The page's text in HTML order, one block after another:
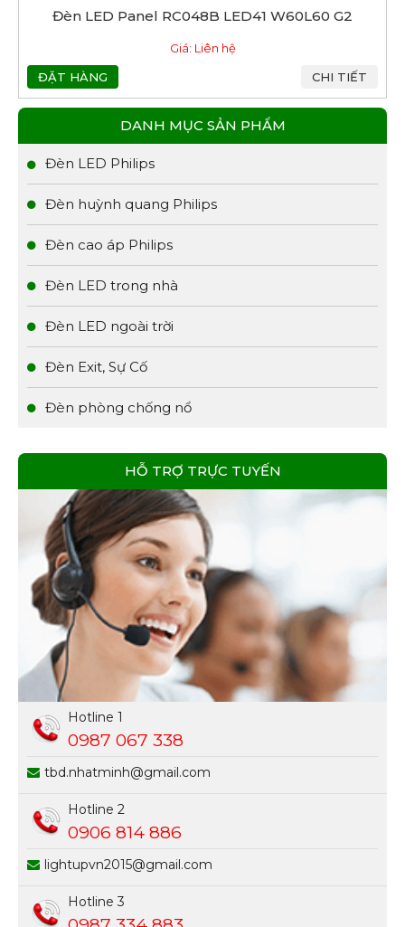
Đèn LED Panel RC048B LED41 W60L60 G2
Giá: Liên hệ
ĐẶT HÀNG
CHI TIẾT
DANH MỤC SẢN PHẨM
Đèn LED Philips
Đèn huỳnh quang Philips
Đèn cao áp Philips
Đèn LED trong nhà
Đèn LED ngoài trời
Đèn Exit, Sự Cố
Đèn phòng chống nổ
HỖ TRỢ TRỰC TUYẾN
Hotline 1
0987 067 338
tbd.nhatminh@gmail.com
Hotline 2
0906 814 886
lightupvn2015@gmail.com
Hotline 3